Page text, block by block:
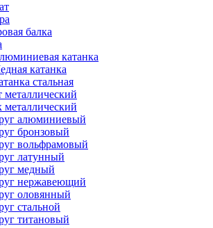
балка
катанка
катанка
стальная
металлический
металлический
алюминиевый
бронзовый
вольфрамовый
латунный
медный
нержавеющий
оловянный
стальной
титановый